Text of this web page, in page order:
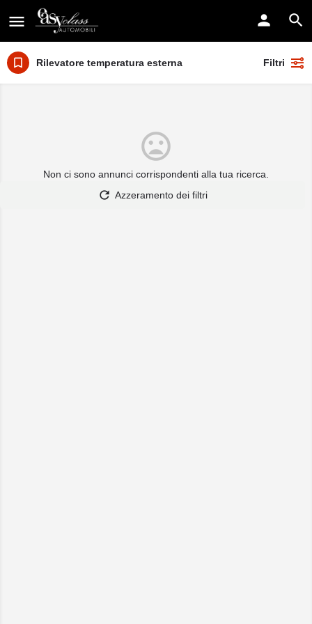
Rilevatore temperatura esterna Filtri
Non ci sono annunci corrispondenti alla tua ricerca.
Azzeramento dei filtri